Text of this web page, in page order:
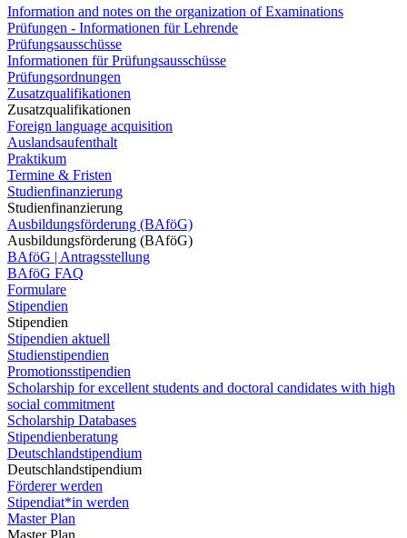
Information and notes on the organization of Examinations
Prüfungen - Informationen für Lehrende
Prüfungsausschüsse
Informationen für Prüfungsausschüsse
Prüfungsordnungen
Zusatzqualifikationen
Zusatzqualifikationen
Foreign language acquisition
Auslandsaufenthalt
Praktikum
Termine & Fristen
Studienfinanzierung
Studienfinanzierung
Ausbildungsförderung (BAföG)
Ausbildungsförderung (BAföG)
BAföG | Antragsstellung
BAföG FAQ
Formulare
Stipendien
Stipendien
Stipendien aktuell
Studienstipendien
Promotionsstipendien
Scholarship for excellent students and doctoral candidates with high
social commitment
Scholarship Databases
Stipendienberatung
Deutschlandstipendium
Deutschlandstipendium
Förderer werden
Stipendiat*in werden
Master Plan
Master Plan